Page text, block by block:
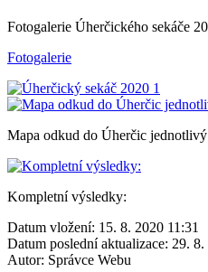
Fotogalerie Úherčického sekáče
Fotogalerie
Mapa odkud do Úherčic
Kompletní výsledky:
Datum vložení: 15. 8. 2020 11:31
Datum poslední aktualizace: 29. 8.
Autor: Správce Webu